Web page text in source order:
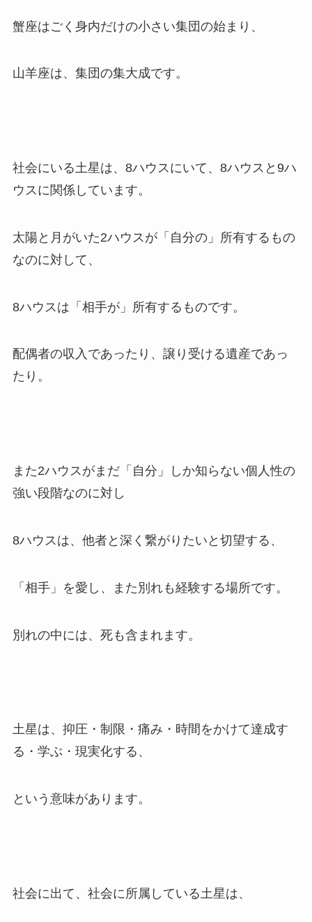
蟹座はごく身内だけの小さい集団の始まり、
山羊座は、集団の集大成です。
社会にいる土星は、8ハウスにいて、8ハウスと9ハ
ウスに関係しています。
太陽と月がいた2ハウスが「自分の」所有するもの
なのに対して、
8ハウスは「相手が」所有するものです。
配偶者の収入であったり、譲り受ける遺産であっ
たり。
また2ハウスがまだ「自分」しか知らない個人性の
強い段階なのに対し
8ハウスは、他者と深く繋がりたいと切望する、
「相手」を愛し、また別れも経験する場所です。
別れの中には、死も含まれます。
土星は、抑圧・制限・痛み・時間をかけて達成す
る・学ぶ・現実化する、
という意味があります。
社会に出て、社会に所属している土星は、